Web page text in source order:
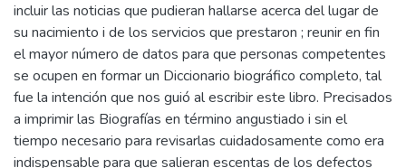
incluir las noticias que pudieran hallarse acerca del lugar de
su nacimiento i de los servicios que prestaron ; reunir en fin
el mayor número de datos para que personas competentes
se ocupen en formar un Diccionario biográfico completo, tal
fue la intención que nos guió al escribir este libro. Precisados
a imprimir las Biografías en término angustiado i sin el
tiempo necesario para revisarlas cuidadosamente como era
indispensable para que salieran escentas de los defectos